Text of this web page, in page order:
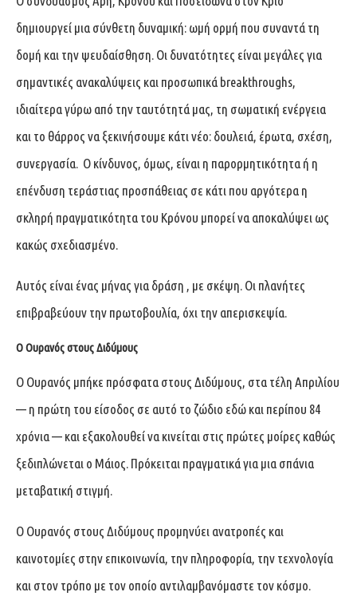
δημιουργεί μια σύνθετη δυναμική: ωμή ορμή που συναντά τη
δομή και την ψευδαίσθηση. Οι δυνατότητες είναι μεγάλες για
σημαντικές ανακαλύψεις και προσωπικά breakthroughs,
ιδιαίτερα γύρω από την ταυτότητά μας, τη σωματική ενέργεια
και το θάρρος να ξεκινήσουμε κάτι νέο: δουλειά, έρωτα, σχέση,
συνεργασία. Ο κίνδυνος, όμως, είναι η παρορμητικότητα ή η
επένδυση τεράστιας προσπάθειας σε κάτι που αργότερα η
σκληρή πραγματικότητα του Κρόνου μπορεί να αποκαλύψει ως
κακώς σχεδιασμένο.
Αυτός είναι ένας μήνας για δράση , με σκέψη. Οι πλανήτες
επιβραβεύουν την πρωτοβουλία, όχι την απερισκεψία.
Ο Ουρανός στους Διδύμους
Ο Ουρανός μπήκε πρόσφατα στους Διδύμους, στα τέλη Απριλίου
— η πρώτη του είσοδος σε αυτό το ζώδιο εδώ και περίπου 84
χρόνια — και εξακολουθεί να κινείται στις πρώτες μοίρες καθώς
ξεδιπλώνεται ο Μάιος. Πρόκειται πραγματικά για μια σπάνια
μεταβατική στιγμή.
Ο Ουρανός στους Διδύμους προμηνύει ανατροπές και
καινοτομίες στην επικοινωνία, την πληροφορία, την τεχνολογία
και στον τρόπο με τον οποίο αντιλαμβανόμαστε τον κόσμο.